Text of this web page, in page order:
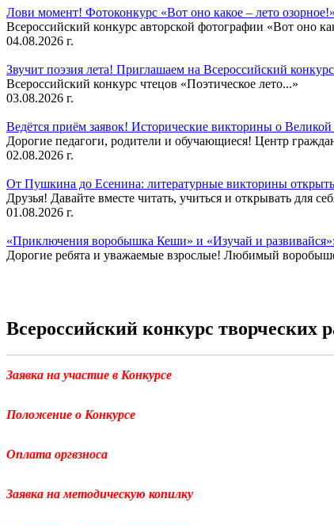
Лови момент! Фотоконкурс «Вот оно какое – лето
Всероссийский конкурс авторской фотографии «Вот оно
04.08.2026 г.
Звучит поэзия лета! Приглашаем на Всероссийский
Всероссийский конкурс чтецов «Поэтическое лето...»
03.08.2026 г.
Ведётся приём заявок! Исторические викторины о
Дорогие педагоги, родители и обучающиеся! Центр
02.08.2026 г.
От Пушкина до Есенина: литературные викторины
Друзья! Давайте вместе читать, учиться и открывать для
01.08.2026 г.
«Приключения воробышка Кеши» и «Изучай и
Дорогие ребята и уважаемые взрослые! Любимый
Всероссийский конкурс
Заявка на участие в Конкурсе
Положение о
Оплата оргвзноса
Заявка на методическую копилку